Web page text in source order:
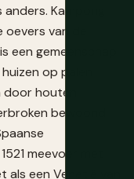
Kampong
van de
gemeenschap
op palen
houten
bewoond
meevoer met
een Venetië van